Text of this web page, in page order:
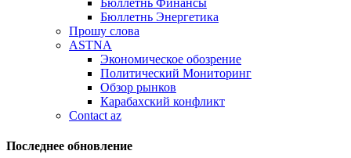
Бюллетнь Финансы
Бюллетнь Энергетика
Прошу слова
ASTNA
Экономическое обозрение
Политический Мониторинг
Обзор рынков
Карабахский конфликт
Contact az
Последнее обновление